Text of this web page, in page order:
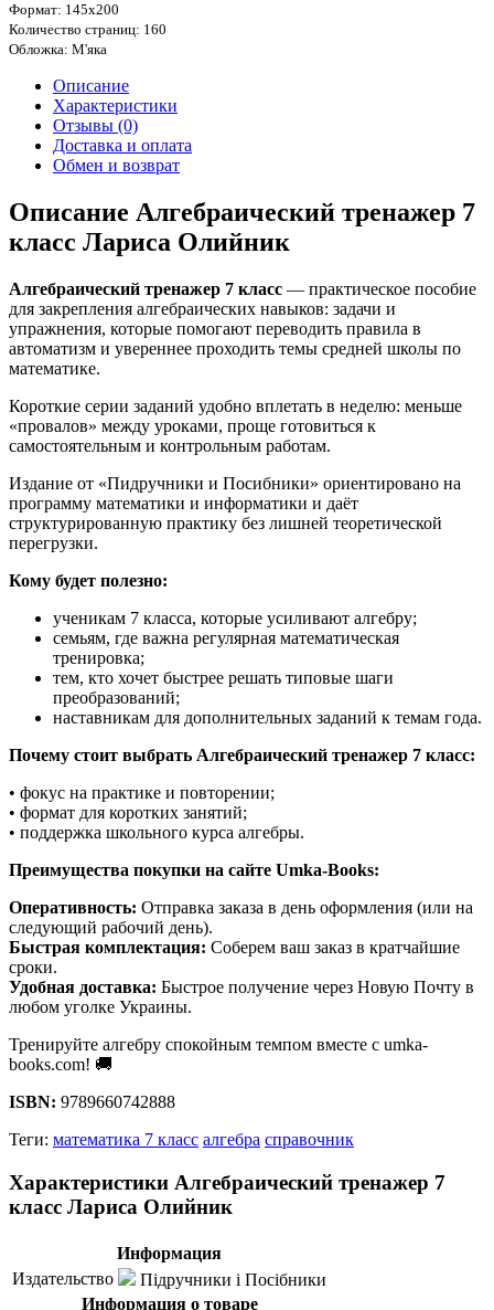
Формат: 145х200
Количество страниц: 160
Обложка: М'яка
Описание
Характеристики
Отзывы (0)
Доставка и оплата
Обмен и возврат
Описание Алгебраический тренажер 7
класс Лариса Олийник
Алгебраический тренажер 7 класс — практическое пособие
для закрепления алгебраических навыков: задачи и
упражнения, которые помогают переводить правила в
автоматизм и увереннее проходить темы средней школы по
математике.
Короткие серии заданий удобно вплетать в неделю: меньше
«провалов» между уроками, проще готовиться к
самостоятельным и контрольным работам.
Издание от «Пидручники и Посибники» ориентировано на
программу математики и информатики и даёт
структурированную практику без лишней теоретической
перегрузки.
Кому будет полезно:
ученикам 7 класса, которые усиливают алгебру;
семьям, где важна регулярная математическая
тренировка;
тем, кто хочет быстрее решать типовые шаги
преобразований;
наставникам для дополнительных заданий к темам года.
Почему стоит выбрать Алгебраический тренажер 7 класс:
• фокус на практике и повторении;
• формат для коротких занятий;
• поддержка школьного курса алгебры.
Преимущества покупки на сайте Umka-Books:
Оперативность: Отправка заказа в день оформления (или на
следующий рабочий день).
Быстрая комплектация: Соберем ваш заказ в кратчайшие
сроки.
Удобная доставка: Быстрое получение через Новую Почту в
любом уголке Украины.
Тренируйте алгебру спокойным темпом вместе с umka-
books.com! 🚚
ISBN: 9789660742888
Теги: математика 7 класс алгебра справочник
Характеристики Алгебраический тренажер 7
класс Лариса Олийник
Информация
Издательство
Підручники і Посібники
Информация о товаре